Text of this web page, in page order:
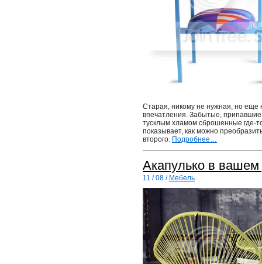
Старая, никому не нужная, но еще
впечатления. Забытые,
тусклым хламом сброшенные где-
показывает, как можно
второго. Подробнее…
Акапулько в
11 / 08 / Мебель